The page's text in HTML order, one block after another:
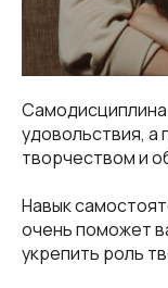
Самодисциплина
удовольствия, а
творчеством и
Навык
очень поможет
укрепить роль